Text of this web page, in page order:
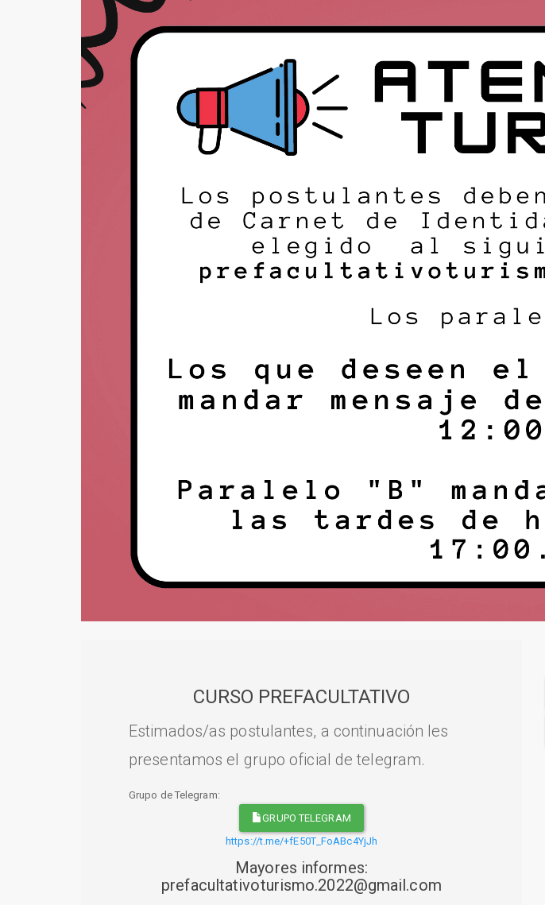
CURSO PREFACULTATIVO
Estimados/as postulantes, a continuación les
presentamos el grupo oficial de telegram.
Grupo de Telegram:
GRUPO TELEGRAM
https://t.me/+fE50T_FoABc4YjJh
Mayores informes:
prefacultativoturismo.2022@gmail.com